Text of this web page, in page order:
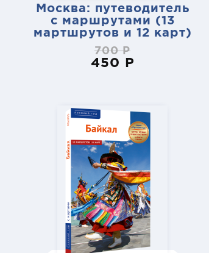
Москва: путеводитель
с маршрутами (13
мартшрутов и 12 карт)
700 Р
450 Р